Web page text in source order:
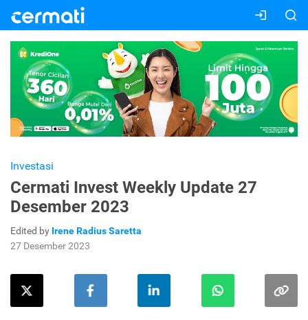
Investasi
Cermati Invest Weekly Update 27
Desember 2023
Edited by Irene Radius Saretta
27 Desember 2023